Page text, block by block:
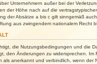
Unternehmern außer bei der
der Höhe nach auf die
der Absätze a bis c gilt sinngemäß
aus zwingendem nationalem Recht
die Nutzungsbedingungen und die
den Änderungen zu widersprechen. Im
als anerkannt und verbindlich, wenn der